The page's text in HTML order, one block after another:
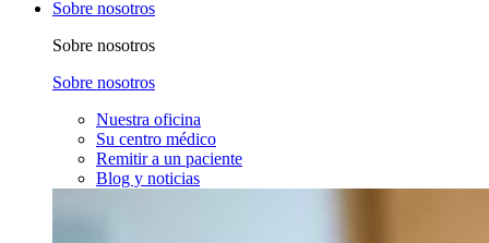
Sobre nosotros
Sobre nosotros
Sobre nosotros
Nuestra oficina
Su centro médico
Remitir a un paciente
Blog y noticias